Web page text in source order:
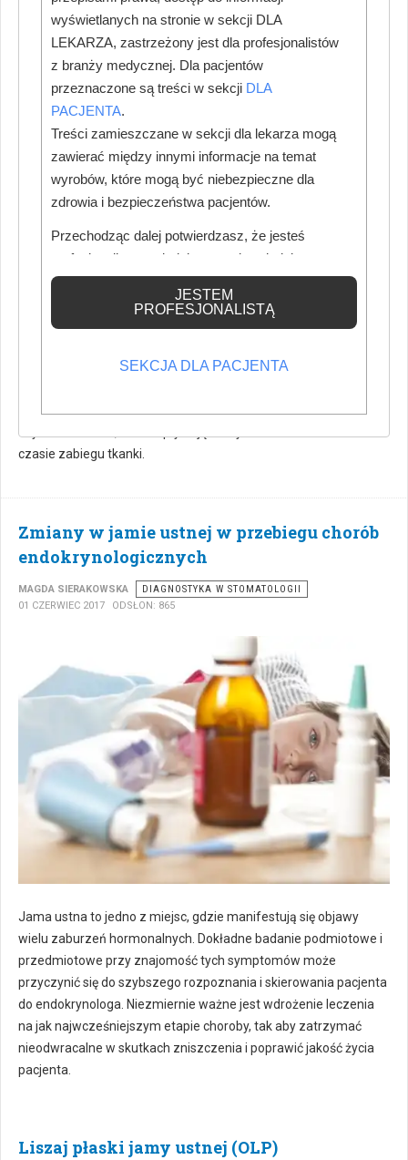
Terapia autogenna w stomatologii. Zastosowanie koncentratów
płytek krwi w gabinecie stomatologicznym. We współczesnej
stomatologii coraz częściej wykorzystuje się własne tkanki
zabiegach stomatologicznych. Zastosowanie koncentratów
czynniki wzrostu, które wpływają korzystnie na uszkodzone w
czasie zabiegu tkanki.
Zmiany w jamie ustnej w przebiegu chorób
endokrynologicznych
MAGDA SIERAKOWSKA
DIAGNOSTYKA W STOMATOLOGII
01 CZERWIEC 2017
ODSŁON: 865
Jama ustna to jedno z miejsc, gdzie manifestują się objawy
wielu zaburzeń hormonalnych. Dokładne badanie podmiotowe i
przedmiotowe przy znajomość tych symptomów może
przyczynić się do szybszego rozpoznania i skierowania pacjenta
do endokrynologa. Niezmiernie ważne jest wdrożenie leczenia
na jak najwcześniejszym etapie choroby, tak aby zatrzymać
nieodwracalne w skutkach zniszczenia i poprawić jakość życia
pacjenta.
Liszaj płaski jamy ustnej (OLP)
wyświetlanych na stronie w sekcji DLA
LEKARZA, zastrzeżony jest dla profesjonalistów
z branży medycznej. Dla pacjentów
przeznaczone są treści w sekcji DLA
PACJENTA.
Treści zamieszczane w sekcji dla lekarza mogą
zawierać między innymi informacje na temat
wyrobów, które mogą być niebezpieczne dla
zdrowia i bezpieczeństwa pacjentów.
Przechodząc dalej potwierdzasz, że jesteś
profesjonalistą posiadającym odpowiednią
wiedzę medyczną.
JESTEM
PROFESJONALISTĄ
SEKCJA DLA PACJENTA